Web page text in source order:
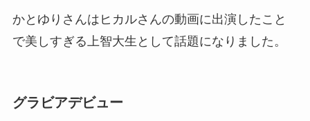
かとゆりさんはヒカルさんの動画に出演したこと
で美しすぎる上智大生として話題になりました。
グラビアデビュー